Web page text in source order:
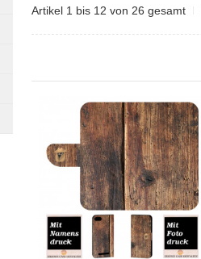
Artikel 1 bis 12 von 26 gesamt